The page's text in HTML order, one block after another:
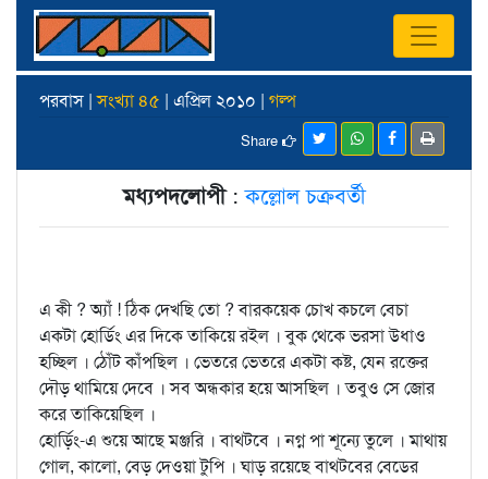
পরবাস |সংখ্যা ৪৫ | এপ্রিল ২০১০ | গল্প
Share
মধ্যপদলোপী:কল্লোল চক্রবর্তী
এ কী ? অ্যাঁ ! ঠিক দেখছি তো ? বারকয়েক চোখ কচলে বেচা
একটা হোর্ডিং এর দিকে তাকিয়ে রইল । বুক থেকে ভরসা উধাও
হচ্ছিল । ঠোঁট কাঁপছিল । ভেতরে ভেতরে একটা কষ্ট, যেন রক্তের
দৌড় থামিয়ে দেবে । সব অন্ধকার হয়ে আসছিল । তবুও সে জোর
করে তাকিয়েছিল ।
হোর্ড়িং-এ শুয়ে আছে মঞ্জরি । বাথটবে । নগ্ন পা শূন্যে তুলে । মাথায়
গোল, কালো, বেড় দেওয়া টুপি । ঘাড় রয়েছে বাথটবের বেডের